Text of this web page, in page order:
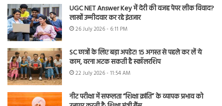
UGC NET Answer Key में देरी की वजह पेपर लीक विवाद?
लाखों उम्मीदवार कर रहे इंतजार
26 July 2026 - 6:11 PM
SC छात्रों के लिए बड़ा अपडेट! 15 अगस्त से पहले कर लें ये
काम, वरना अटक सकती है स्कॉलरशिप
22 July 2026 - 11:54 AM
नीट परीक्षा में सफलता “शिक्षा क्रांति” के व्यापक प्रभाव को